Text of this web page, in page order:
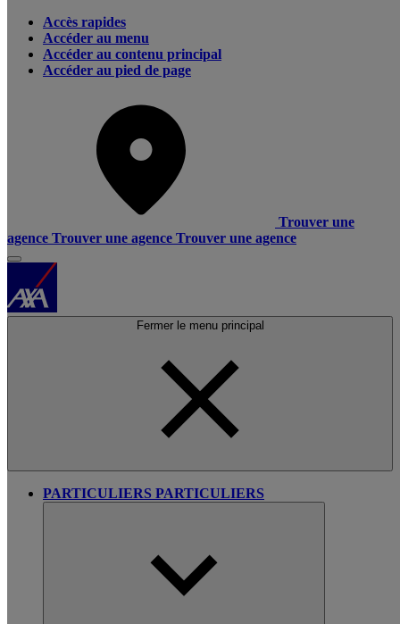
Accès rapides
Accéder au menu
Accéder au contenu principal
Accéder au pied de page
Trouver une
agence Trouver une agence Trouver une agence
Fermer le menu principal
PARTICULIERS PARTICULIERS